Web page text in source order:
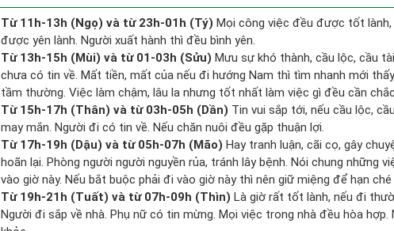
Từ 11h-13h (Ngọ) và từ 23h-01h (Tý) Mọi công việc đều được tốt
được yên lành. Người xuất hành thì đều bình yên.
Từ 13h-15h (Mùi) và từ 01-03h (Sửu) Mưu sự khó thành, cầu lộc, cầu
chưa có tin về. Mất tiền, mất của nếu đi hướng Nam thì tìm nhanh mới
tầm thường. Việc làm chậm, lâu la nhưng tốt nhất làm việc gì đều cần
Từ 15h-17h (Thân) và từ 03h-05h (Dần) Tin vui sắp tới, nếu cầu lộc,
may mắn. Người đi có tin về. Nếu chăn nuôi đều gặp thuận lợi.
Từ 17h-19h (Dậu) và từ 05h-07h (Mão) Hay tranh luận, cãi cọ, gây
hoãn lại. Phòng người người nguyền rủa, tránh lây bệnh. Nói chung những
vào giờ này. Nếu bắt buộc phải đi vào giờ này thì nên giữ miệng để hạn
Từ 19h-21h (Tuất) và từ 07h-09h (Thìn) Là giờ rất tốt lành, nếu đi
Người đi sắp về nhà. Phụ nữ có tin mừng. Mọi việc trong nhà đều hòa